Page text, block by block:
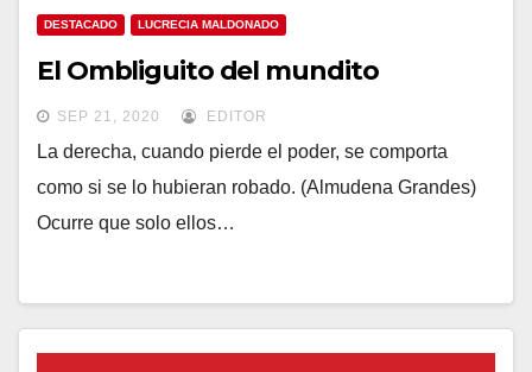
DESTACADO LUCRECIA MALDONADO
El Ombliguito del mundito
SEP 21, 2020 EDITOR
La derecha, cuando pierde el poder, se comporta
como si se lo hubieran robado. (Almudena Grandes)
Ocurre que solo ellos…